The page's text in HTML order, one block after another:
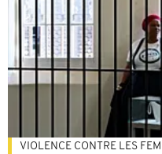
VIOLENCE CONTRE LES